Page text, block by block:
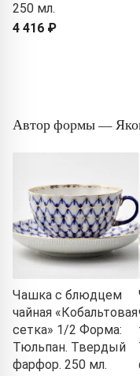
250 мл.
4 416 ₽
Автор формы —
Чашка с блюдцем
чайная «Кобальтовая
сетка» 1/2 Форма:
Тюльпан. Твердый
фарфор. 250 мл.